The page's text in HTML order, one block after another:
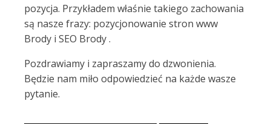
pozycja. Przykładem właśnie takiego zachowania
są nasze frazy: pozycjonowanie stron www
Brody i SEO Brody .
Pozdrawiamy i zapraszamy do dzwonienia.
Będzie nam miło odpowiedzieć na każde wasze
pytanie.